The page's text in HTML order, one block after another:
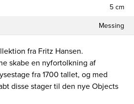
5 cm
Messing
fra Fritz Hansen.
skabe en nyfortolkning af
fra 1700 tallet, og med
disse stager til den nye Objects